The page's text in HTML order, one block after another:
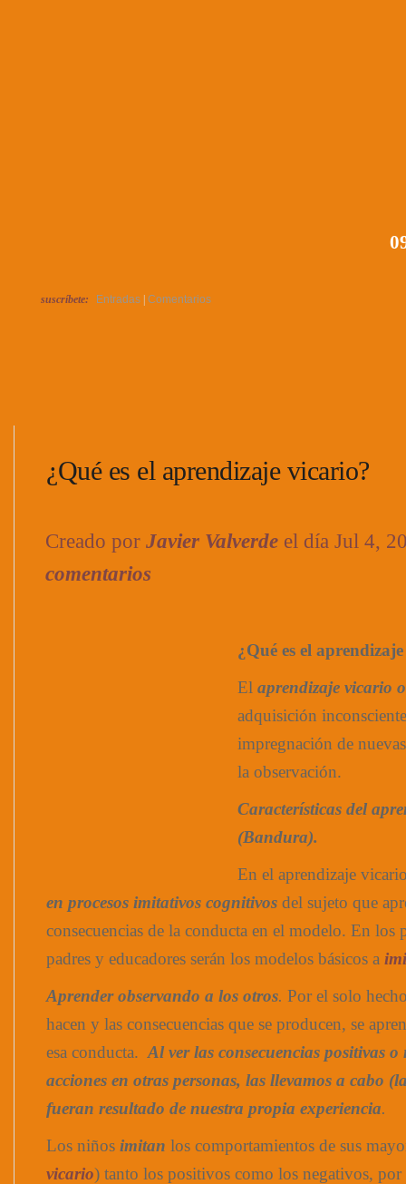
suscríbete: Entradas Comentarios
¿Qué es el aprendizaje vicario?
Creado por Javier Valverde el día Jul 4,
comentarios
¿Qué es el
El aprendizaje vicario
adquisición
impregnación de
la observación.
Características del
(Bandura).
En el aprendizaje
en procesos imitativos cognitivos del sujeto que
consecuencias de la conducta en el modelo. En los
padres y educadores serán los modelos básicos a
Aprender observando a los otros. Por el solo
hacen y las consecuencias que se producen, se
esa conducta. Al ver las consecuencias positivas o
acciones en otras personas, las llevamos a cabo
fueran resultado de nuestra propia experiencia.
Los niños imitan los comportamientos de sus
vicario) tanto los positivos como los negativos, por